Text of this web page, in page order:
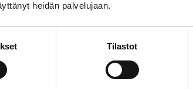
heidän palvelujaan.
Tilastot